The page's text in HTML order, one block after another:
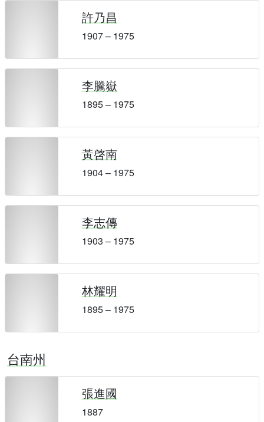
許乃昌
1907 – 1975
李騰嶽
1895 – 1975
黃啓南
1904 – 1975
李志傳
1903 – 1975
林耀明
1895 – 1975
台南州
張進國
1887